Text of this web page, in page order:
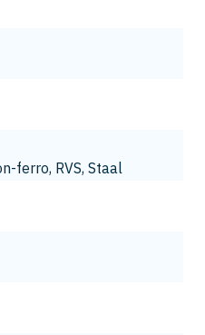
ferro, RVS, Staal